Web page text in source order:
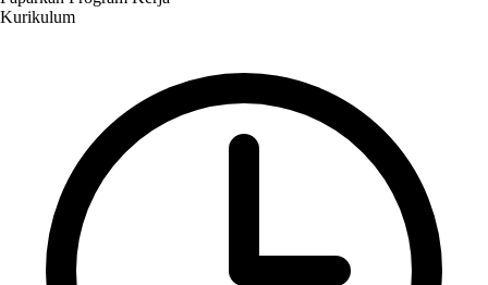
Kurikulum